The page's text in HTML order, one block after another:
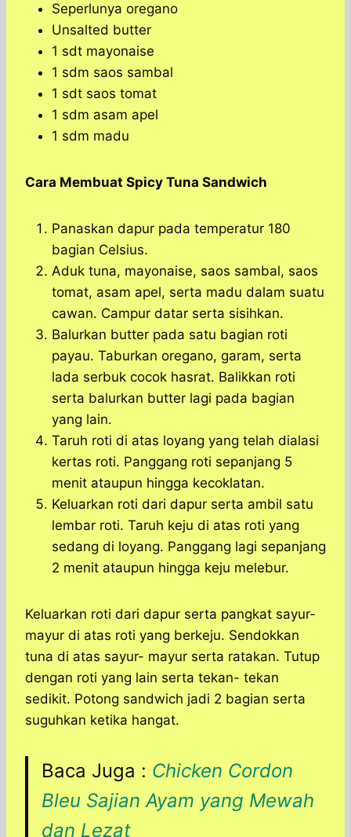
Seperlunya oregano
Unsalted butter
1 sdt mayonaise
1 sdm saos sambal
1 sdt saos tomat
1 sdm asam apel
1 sdm madu
Cara Membuat Spicy Tuna Sandwich
Panaskan dapur pada temperatur 180
bagian Celsius.
Aduk tuna, mayonaise, saos sambal, saos
tomat, asam apel, serta madu dalam suatu
cawan. Campur datar serta sisihkan.
Balurkan butter pada satu bagian roti
payau. Taburkan oregano, garam, serta
lada serbuk cocok hasrat. Balikkan roti
serta balurkan butter lagi pada bagian
yang lain.
Taruh roti di atas loyang yang telah dialasi
kertas roti. Panggang roti sepanjang 5
menit ataupun hingga kecoklatan.
Keluarkan roti dari dapur serta ambil satu
lembar roti. Taruh keju di atas roti yang
sedang di loyang. Panggang lagi sepanjang
2 menit ataupun hingga keju melebur.
Keluarkan roti dari dapur serta pangkat sayur-
mayur di atas roti yang berkeju. Sendokkan
tuna di atas sayur- mayur serta ratakan. Tutup
dengan roti yang lain serta tekan- tekan
sedikit. Potong sandwich jadi 2 bagian serta
suguhkan ketika hangat.
Baca Juga : Chicken Cordon
Bleu Sajian Ayam yang Mewah
dan Lezat